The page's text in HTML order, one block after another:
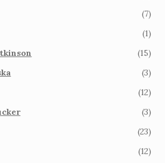
(7)
(1)
(15)
(3)
(12)
(3)
(23)
(12)